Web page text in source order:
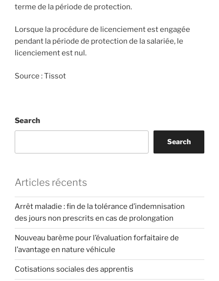
terme de la période de protection.
Lorsque la procédure de licenciement est engagée
pendant la période de protection de la salariée, le
licenciement est nul.
Source : Tissot
Search
Search
Articles récents
Arrêt maladie : fin de la tolérance d’indemnisation
des jours non prescrits en cas de prolongation
Nouveau barème pour l’évaluation forfaitaire de
l’avantage en nature véhicule
Cotisations sociales des apprentis